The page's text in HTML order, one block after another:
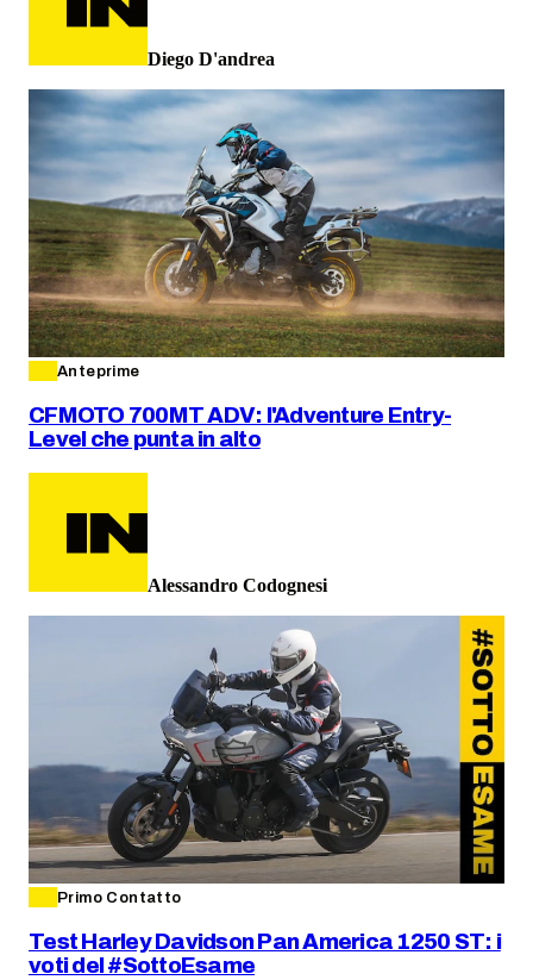
Diego D'andrea
Anteprime
CFMOTO 700MT ADV: l'Adventure Entry-
Level che punta in alto
Alessandro Codognesi
Primo Contatto
Test Harley Davidson Pan America 1250 ST: i
voti del #SottoEsame